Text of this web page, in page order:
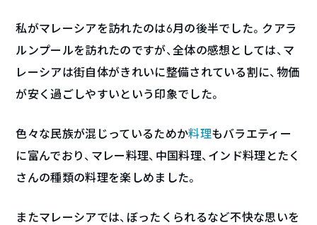
私がマレーシアを訪れたのは6月の後半でした。クアラ
ルンプールを訪れたのですが、全体の感想としては、マ
レーシアは街自体がきれいに整備されている割に、物価
が安く過ごしやすいという印象でした。
色々な民族が混じっているためか料理もバラエティー
に富んでおり、マレー料理、中国料理、インド料理とたく
さんの種類の料理を楽しめました。
またマレーシアでは、ぼったくられるなど不快な思いを